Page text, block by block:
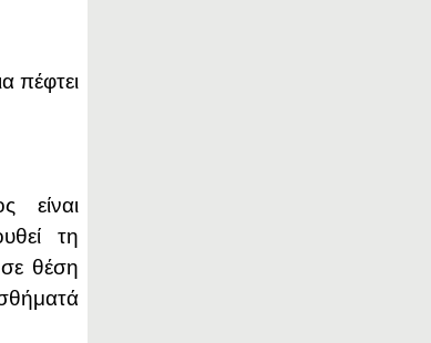
πέφτει
είναι
τη
θέση